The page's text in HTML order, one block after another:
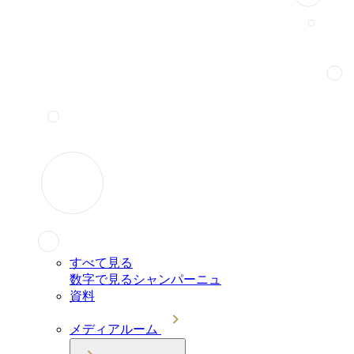
すべて見る
数字で見るシャンパーニュ
資料
メディアルーム